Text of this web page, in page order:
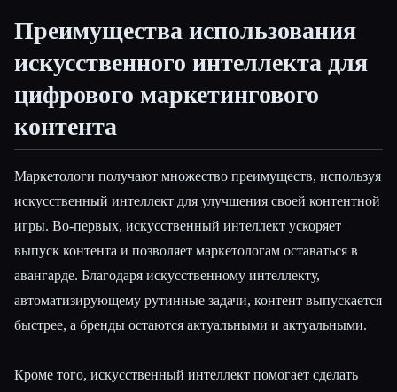
Преимущества использования
искусственного интеллекта для
цифрового маркетингового
контента
Маркетологи получают множество преимуществ, используя
искусственный интеллект для улучшения своей контентной
игры. Во-первых, искусственный интеллект ускоряет
выпуск контента и позволяет маркетологам оставаться в
авангарде. Благодаря искусственному интеллекту,
автоматизирующему рутинные задачи, контент выпускается
быстрее, а бренды остаются актуальными и актуальными.
Кроме того, искусственный интеллект помогает сделать